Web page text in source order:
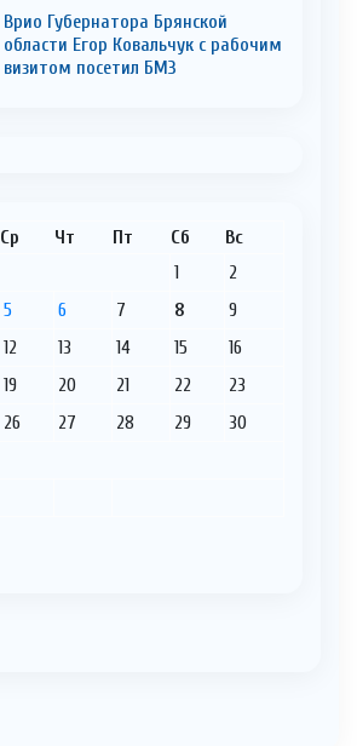
Врио Губернатора Брянской
области Егор Ковальчук с рабочим
визитом посетил БМЗ
Ср Чт Пт Сб Вс
1
2
5 6 7 8
9
12 13 14 15
16
19 20 21 22
23
26 27 28 29
30